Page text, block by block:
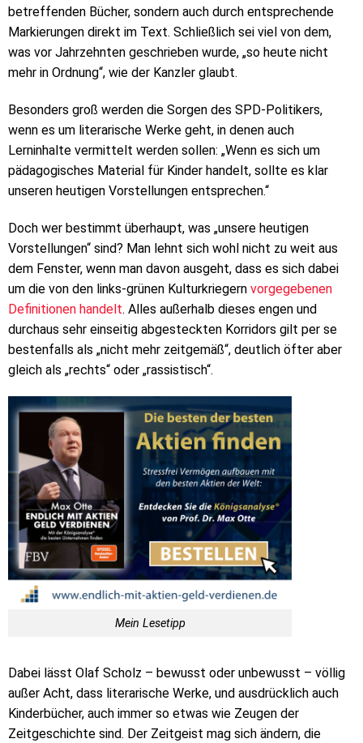
betreffenden Bücher, sondern auch durch entsprechende
Markierungen direkt im Text. Schließlich sei viel von dem,
was vor Jahrzehnten geschrieben wurde, „so heute nicht
mehr in Ordnung“, wie der Kanzler glaubt.
Besonders groß werden die Sorgen des SPD-Politikers,
wenn es um literarische Werke geht, in denen auch
Lerninhalte vermittelt werden sollen: „Wenn es sich um
pädagogisches Material für Kinder handelt, sollte es klar
unseren heutigen Vorstellungen entsprechen.“
Doch wer bestimmt überhaupt, was „unsere heutigen
Vorstellungen“ sind? Man lehnt sich wohl nicht zu weit aus
dem Fenster, wenn man davon ausgeht, dass es sich dabei
um die von den links-grünen Kulturkriegern vorgegebenen
Definitionen handelt. Alles außerhalb dieses engen und
durchaus sehr einseitig abgesteckten Korridors gilt per se
bestenfalls als „nicht mehr zeitgemäß“, deutlich öfter aber
gleich als „rechts“ oder „rassistisch“.
Mein Lesetipp
Dabei lässt Olaf Scholz – bewusst oder unbewusst – völlig
außer Acht, dass literarische Werke, und ausdrücklich auch
Kinderbücher, auch immer so etwas wie Zeugen der
Zeitgeschichte sind. Der Zeitgeist mag sich ändern, die